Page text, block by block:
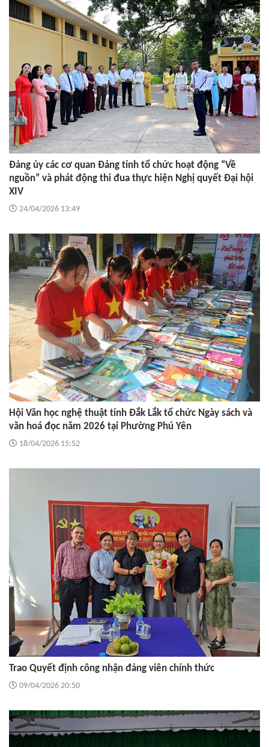
Đảng ủy các cơ quan Đảng tỉnh tổ chức hoạt động “Về
nguồn” và phát động thi đua thực hiện Nghị quyết Đại hội
XIV
24/04/2026 13:49
Hội Văn học nghệ thuật tỉnh Đắk Lắk tổ chức Ngày sách và
văn hoá đọc năm 2026 tại Phường Phú Yên
18/04/2026 15:52
Trao Quyết định công nhận đảng viên chính thức
09/04/2026 20:50